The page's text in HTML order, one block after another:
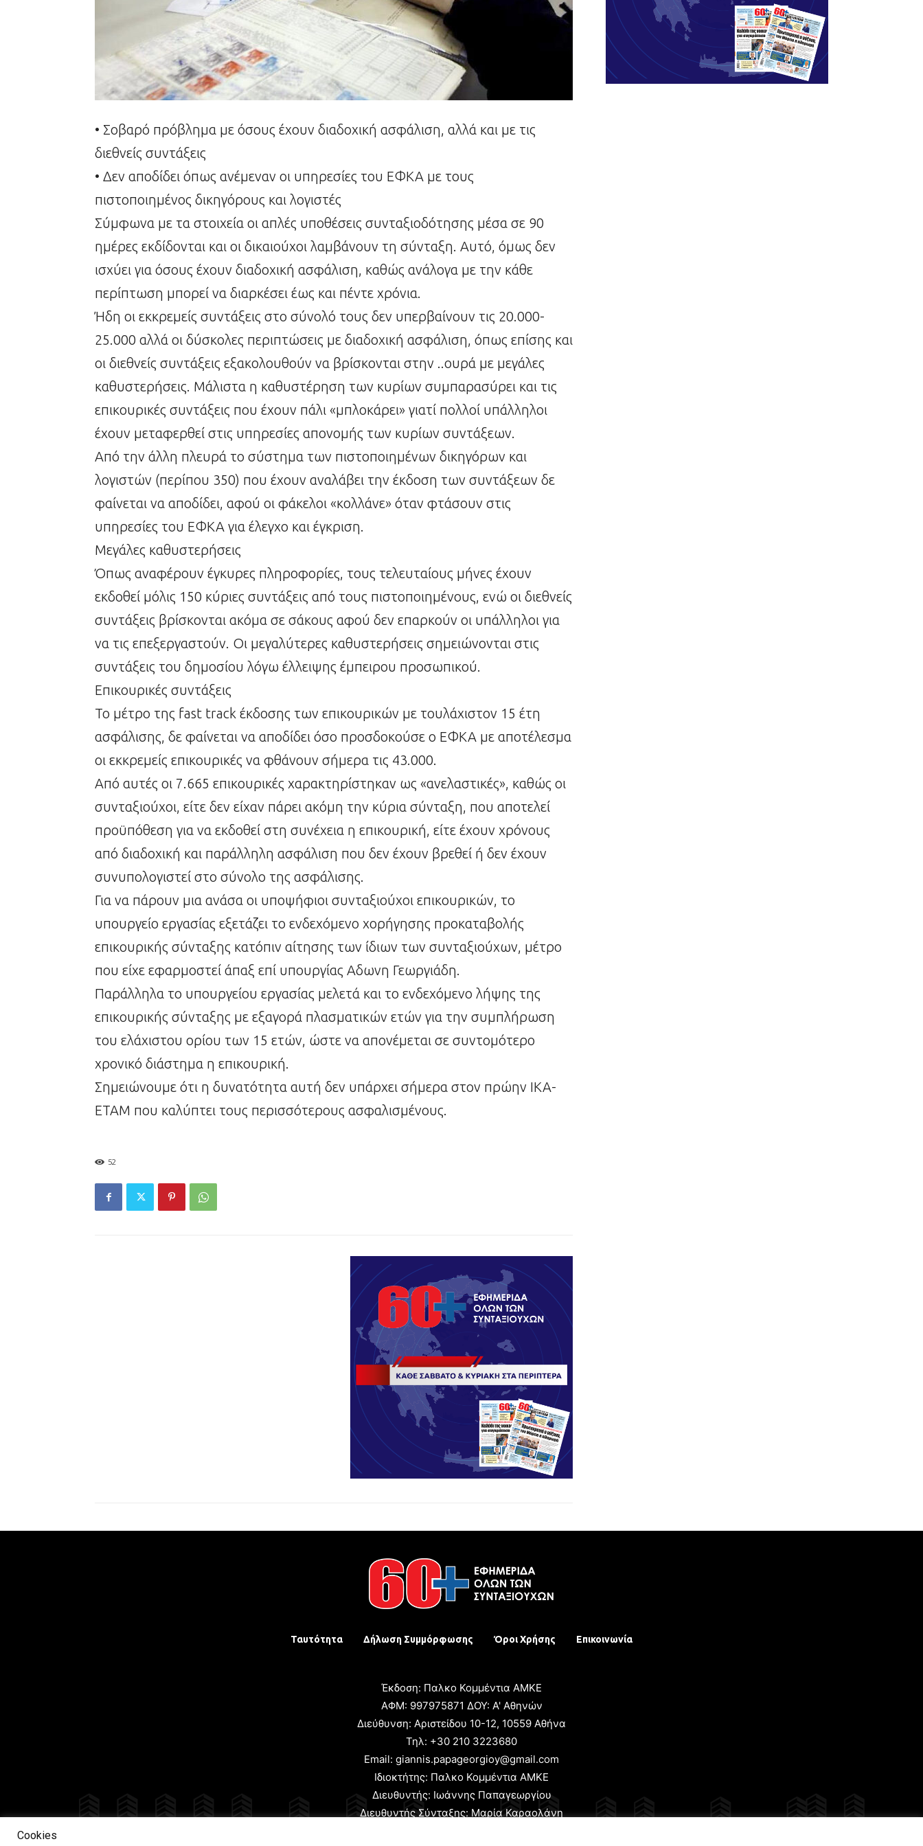
• Σοβαρό πρόβλημα με όσους έχουν διαδοχική ασφάλιση, αλλά και με τις
διεθνείς συντάξεις
• Δεν αποδίδει όπως ανέμεναν οι υπηρεσίες του ΕΦΚΑ με τους
πιστοποιημένος δικηγόρους και λογιστές
Σύμφωνα με τα στοιχεία οι απλές υποθέσεις συνταξιοδότησης μέσα σε 90
ημέρες εκδίδονται και οι δικαιούχοι λαμβάνουν τη σύνταξη. Αυτό, όμως δεν
ισχύει για όσους έχουν διαδοχική ασφάλιση, καθώς ανάλογα με την κάθε
περίπτωση μπορεί να διαρκέσει έως και πέντε χρόνια.
Ήδη οι εκκρεμείς συντάξεις στο σύνολό τους δεν υπερβαίνουν τις 20.000-
25.000 αλλά οι δύσκολες περιπτώσεις με διαδοχική ασφάλιση, όπως επίσης και
οι διεθνείς συντάξεις εξακολουθούν να βρίσκονται στην ..ουρά με μεγάλες
καθυστερήσεις. Μάλιστα η καθυστέρηση των κυρίων συμπαρασύρει και τις
επικουρικές συντάξεις που έχουν πάλι «μπλοκάρει» γιατί πολλοί υπάλληλοι
έχουν μεταφερθεί στις υπηρεσίες απονομής των κυρίων συντάξεων.
Από την άλλη πλευρά το σύστημα των πιστοποιημένων δικηγόρων και
λογιστών (περίπου 350) που έχουν αναλάβει την έκδοση των συντάξεων δε
φαίνεται να αποδίδει, αφού οι φάκελοι «κολλάνε» όταν φτάσουν στις
υπηρεσίες του ΕΦΚΑ για έλεγχο και έγκριση.
Μεγάλες καθυστερήσεις
Όπως αναφέρουν έγκυρες πληροφορίες, τους τελευταίους μήνες έχουν
εκδοθεί μόλις 150 κύριες συντάξεις από τους πιστοποιημένους, ενώ οι διεθνείς
συντάξεις βρίσκονται ακόμα σε σάκους αφού δεν επαρκούν οι υπάλληλοι για
να τις επεξεργαστούν. Οι μεγαλύτερες καθυστερήσεις σημειώνονται στις
συντάξεις του δημοσίου λόγω έλλειψης έμπειρου προσωπικού.
Επικουρικές συντάξεις
Το μέτρο της fast track έκδοσης των επικουρικών με τουλάχιστον 15 έτη
ασφάλισης, δε φαίνεται να αποδίδει όσο προσδοκούσε ο ΕΦΚΑ με αποτέλεσμα
οι εκκρεμείς επικουρικές να φθάνουν σήμερα τις 43.000.
Από αυτές οι 7.665 επικουρικές χαρακτηρίστηκαν ως «ανελαστικές», καθώς οι
συνταξιούχοι, είτε δεν είχαν πάρει ακόμη την κύρια σύνταξη, που αποτελεί
προϋπόθεση για να εκδοθεί στη συνέχεια η επικουρική, είτε έχουν χρόνους
από διαδοχική και παράλληλη ασφάλιση που δεν έχουν βρεθεί ή δεν έχουν
συνυπολογιστεί στο σύνολο της ασφάλισης.
Για να πάρουν μια ανάσα οι υποψήφιοι συνταξιούχοι επικουρικών, το
υπουργείο εργασίας εξετάζει το ενδεχόμενο χορήγησης προκαταβολής
επικουρικής σύνταξης κατόπιν αίτησης των ίδιων των συνταξιούχων, μέτρο
που είχε εφαρμοστεί άπαξ επί υπουργίας Αδωνη Γεωργιάδη.
Παράλληλα το υπουργείου εργασίας μελετά και το ενδεχόμενο λήψης της
επικουρικής σύνταξης με εξαγορά πλασματικών ετών για την συμπλήρωση
του ελάχιστου ορίου των 15 ετών, ώστε να απονέμεται σε συντομότερο
χρονικό διάστημα η επικουρική.
Σημειώνουμε ότι η δυνατότητα αυτή δεν υπάρχει σήμερα στον πρώην ΙΚΑ-
ΕΤΑΜ που καλύπτει τους περισσότερους ασφαλισμένους.
52
Ταυτότητα Δήλωση Συμμόρφωσης Όροι Χρήσης Επικοινωνία
Έκδοση: Παλκο Κομμέντια ΑΜΚΕ
ΑΦΜ: 997975871 ΔΟΥ: Α' Αθηνών
Διεύθυνση: Αριστείδου 10-12, 10559 Αθήνα
Τηλ: +30 210 3223680
Email: giannis.papageorgioy@gmail.com
Ιδιοκτήτης: Παλκο Κομμέντια ΑΜΚΕ
Διευθυντής: Ιωάννης Παπαγεωργίου
Διευθυντής Σύνταξης: Μαρία Καραολάνη
Cookies